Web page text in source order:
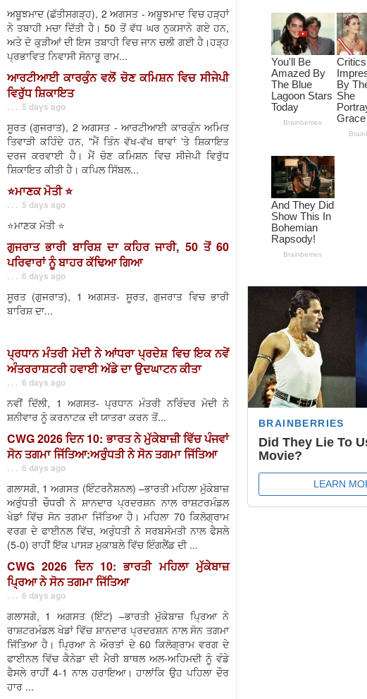
ਅਬੂਝਮਾਦ (ਛੱਤੀਸਗੜ੍ਹ), 2 ਅਗਸਤ - ਅਬੂਝਮਾਦ ਵਿਚ ਹੜ੍ਹਾਂ
ਨੇ ਤਬਾਹੀ ਮਚਾ ਦਿੱਤੀ ਹੈ। 50 ਤੋਂ ਵੱਧ ਘਰ ਨੁਕਸਾਨੇ ਗਏ ਹਨ,
ਅਤੇ ਦੋ ਕੁੜੀਆਂ ਦੀ ਇਸ ਤਬਾਹੀ ਵਿਚ ਜਾਨ ਚਲੀ ਗਈ ਹੈ।ਹੜ੍ਹ
ਪ੍ਰਭਾਵਿਤ ਨਿਵਾਸੀ ਸੋਨਾਰੂ ਰਾਮ...
ਆਰਟੀਆਈ ਕਾਰਕੁੰਨ ਵਲੋਂ ਚੋਣ ਕਮਿਸ਼ਨ ਵਿਚ ਸੀਜੇਪੀ
ਵਿਰੁੱਧ ਸ਼ਿਕਾਇਤ
. . . 5 days ago
ਸੂਰਤ (ਗੁਜਰਾਤ), 2 ਅਗਸਤ - ਆਰਟੀਆਈ ਕਾਰਕੁੰਨ ਅਮਿਤ
ਤਿਵਾੜੀ ਕਹਿੰਦੇ ਹਨ, "ਮੈਂ ਤਿੰਨ ਵੱਖ-ਵੱਖ ਥਾਵਾਂ 'ਤੇ ਸ਼ਿਕਾਇਤ
ਦਰਜ ਕਰਵਾਈ ਹੈ। ਮੈਂ ਚੋਣ ਕਮਿਸ਼ਨ ਵਿਚ ਸੀਜੇਪੀ ਵਿਰੁੱਧ
ਸ਼ਿਕਾਇਤ ਕੀਤੀ ਹੈ। ਕਪਿਲ ਸਿੱਬਲ...
⭐️ਮਾਣਕ ਮੋਤੀ ⭐️
. . . 5 days ago
⭐️ਮਾਣਕ ਮੋਤੀ ⭐️
ਗੁਜਰਾਤ ਭਾਰੀ ਬਾਰਿਸ਼ ਦਾ ਕਹਿਰ ਜਾਰੀ, 50 ਤੋਂ 60
ਪਰਿਵਾਰਾਂ ਨੂੰ ਬਾਹਰ ਕੱਢਿਆ ਗਿਆ
. . . 6 days ago
ਸੂਰਤ (ਗੁਜਰਾਤ), 1 ਅਗਸਤ- ਸੂਰਤ, ਗੁਜਰਾਤ ਵਿਚ ਭਾਰੀ
ਬਾਰਿਸ਼ ਦਾ...
ਪ੍ਰਧਾਨ ਮੰਤਰੀ ਮੋਦੀ ਨੇ ਆਂਧਰਾ ਪ੍ਰਦੇਸ਼ ਵਿਚ ਇਕ ਨਵੇਂ
ਅੰਤਰਰਾਸ਼ਟਰੀ ਹਵਾਈ ਅੱਡੇ ਦਾ ਉਦਘਾਟਨ ਕੀਤਾ
. . . 6 days ago
ਨਵੀਂ ਦਿੱਲੀ, 1 ਅਗਸਤ- ਪ੍ਰਧਾਨ ਮੰਤਰੀ ਨਰਿੰਦਰ ਮੋਦੀ ਨੇ
ਸ਼ਨੀਵਾਰ ਨੂੰ ਕਰਨਾਟਕ ਦੀ ਯਾਤਰਾ ਕਰਨ ਤੋਂ...
CWG 2026 ਦਿਨ 10: ਭਾਰਤ ਨੇ ਮੁੱਕੇਬਾਜ਼ੀ ਵਿੱਚ ਪੰਜਵਾਂ
ਸੋਨ ਤਗਮਾ ਜਿੱਤਿਆ:ਅਰੁੰਧਤੀ ਨੇ ਸੋਨ ਤਗਮਾ ਜਿੱਤਿਆ
. . . 6 days ago
ਗਲਾਸਗੋ, 1 ਅਗਸਤ (ਇੰਟਰਨੈਸ਼ਨਲ) –ਭਾਰਤੀ ਮਹਿਲਾ ਮੁੱਕੇਬਾਜ਼
ਅਰੁੰਧਤੀ ਚੌਧਰੀ ਨੇ ਸ਼ਾਨਦਾਰ ਪ੍ਰਦਰਸ਼ਨ ਨਾਲ ਰਾਸ਼ਟਰਮੰਡਲ
ਖੇਡਾਂ ਵਿੱਚ ਸੋਨ ਤਗਮਾ ਜਿੱਤਿਆ ਹੈ। ਮਹਿਲਾ 70 ਕਿਲੋਗ੍ਰਾਮ
ਵਰਗ ਦੇ ਫਾਈਨਲ ਵਿੱਚ, ਅਰੁੰਧਤੀ ਨੇ ਸਰਬਸੰਮਤੀ ਨਾਲ ਫੈਸਲੇ
(5-0) ਰਾਹੀਂ ਇੱਕ ਪਾਸੜ ਮੁਕਾਬਲੇ ਵਿੱਚ ਇੰਗਲੈਂਡ ਦੀ ...
CWG 2026 ਦਿਨ 10: ਭਾਰਤੀ ਮਹਿਲਾ ਮੁੱਕੇਬਾਜ਼
ਪ੍ਰਿਆ ਨੇ ਸੋਨ ਤਗਮਾ ਜਿੱਤਿਆ
. . . 6 days ago
ਗਲਾਸਗੋ, 1 ਅਗਸਤ (ਇੰਟ) –ਭਾਰਤੀ ਮੁੱਕੇਬਾਜ਼ ਪ੍ਰਿਆ ਨੇ
ਰਾਸ਼ਟਰਮੰਡਲ ਖੇਡਾਂ ਵਿੱਚ ਸ਼ਾਨਦਾਰ ਪ੍ਰਦਰਸ਼ਨ ਨਾਲ ਸੋਨ ਤਗਮਾ
ਜਿੱਤਿਆ ਹੈ। ਪ੍ਰਿਆ ਨੇ ਔਰਤਾਂ ਦੇ 60 ਕਿਲੋਗ੍ਰਾਮ ਵਰਗ ਦੇ
ਫਾਈਨਲ ਵਿੱਚ ਕੈਨੇਡਾ ਦੀ ਮੈਰੀ ਬਾਥਲ ਅਲ-ਅਹਿਮਦੀ ਨੂੰ ਵੰਡੇ
ਫੈਸਲੇ ਰਾਹੀਂ 4-1 ਨਾਲ ਹਰਾਇਆ। ਹਾਲਾਂਕਿ ਉਹ ਪਹਿਲਾ ਦੌਰ
ਹਾਰ ...